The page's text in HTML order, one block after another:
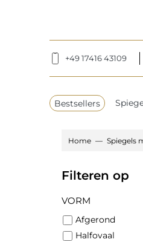
+49 17416 43109
Bestsellers
Home Spiegels
Filteren op
VORM
Afgerond
Halfovaal